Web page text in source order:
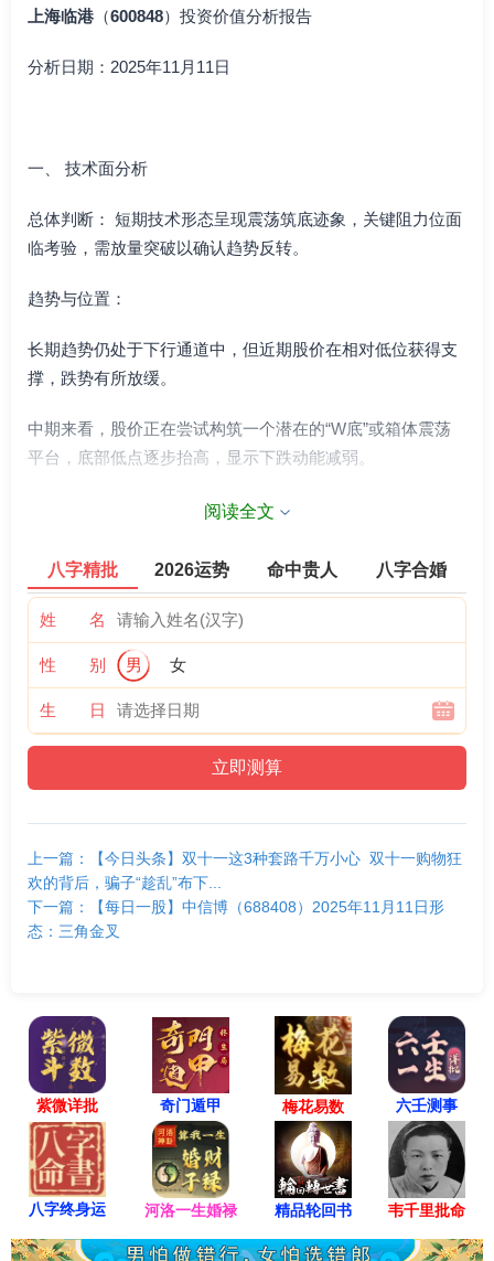
上海临港 （600848）投资价值分析报告
分析日期：2025年11月11日
一、 技术面分析
总体判断： 短期技术形态呈现震荡筑底迹象，关键阻力位面
临考验，需放量突破以确认趋势反转。
趋势与位置：
长期趋势仍处于下行通道中，但近期股价在相对低位获得支
撑，跌势有所放缓。
中期来看，股价正在尝试构筑一个潜在的“W底”或箱体震荡
平台，底部低点逐步抬高，显示下跌动能减弱。
阻力位： 首要阻力位在 12.50元 附近（前期小高点和60日均
线重合区域）。若能带量有效突破此位置，则有望进一步上
攻 13.20元 的更强阻力位。
支撑位： 近期重要支撑位在 11.80元 附近（近期震荡平台下
支撑。
成交量： 近期成交量呈现温和放大态势，特别是在股价反弹
时，显示有资金开始关注。但整体量能仍不足以推动强势上
涨，后续需观察放量的持续性。
MACD指标： DIF与DEA在零轴下方形成金叉，且绿柱翻
KDJ指标： K、D、J三线位于中位区附近，方向不明朗，需
等待其选择方向。
技术面小结： 短期技术指标出现积极信号，有超跌反弹需
求。但当前仍处于关键阻力位下方，趋势性上涨行情尚未确
立。操作上，重点关注股价对 12.50元 阻力位的突破情况，
以及成交量的配合程度。
阅读全文
八字精批 2026运势 命中贵人 八字合婚
姓 名
性 别 男 女
生 日
上一篇：【今日头条】双十一这3种套路千万小心 双十一购物狂
欢的背后，骗子“趁乱”布下...
下一篇：【每日一股】中信博（688408）2025年11月11日形
态：三角金叉
紫微详批 奇门遁甲 梅花易数 六壬测事
八字终身运 河洛一生婚禄 精品轮回书 韦千里批命